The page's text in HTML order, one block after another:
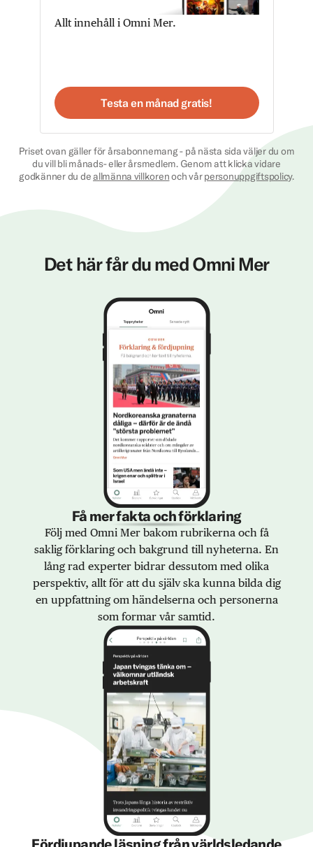
Allt innehåll i Omni Mer.
Testa en månad gratis!
Priset ovan gäller för årsabonnemang - på nästa sida väljer du om
du vill bli månads- eller årsmedlem. Genom att klicka vidare
godkänner du deallmänna villkorenoch vårpersonuppgiftspolicy.
Det här får du med Omni Mer
Få mer fakta och förklaring
Följ med Omni Mer bakom rubrikerna och få
saklig förklaring och bakgrund till nyheterna. En
lång rad experter bidrar dessutom med olika
perspektiv, allt för att du själv ska kunna bilda dig
en uppfattning om händelserna och personerna
som formar vår samtid.